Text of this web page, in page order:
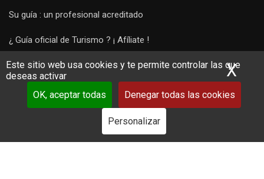
Este sitio web usa cookies y te permite controlar las que
deseas activar
OK, aceptar todas
Denegar todas las cookies
Personalizar
X
Su guía : un profesional acreditado
¿ Guía oficial de Turismo ? ¡ Afíliate !
Subir una visita y empezar a trabajar !